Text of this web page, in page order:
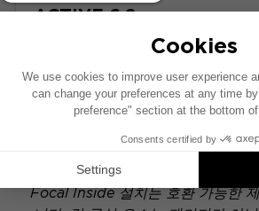
ACTIVE 6.2
이 설치 도면은 기본 오디오 시스
기준으로 제작되었습니다. 차량에
치가 달라질 수 있습
Focal Inside 설치는 호환 가능한